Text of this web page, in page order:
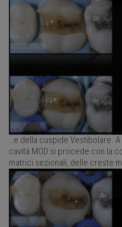
…e della cuspide Vestibolare.
cavità MOD si procede con la
matrici sezionali, delle creste